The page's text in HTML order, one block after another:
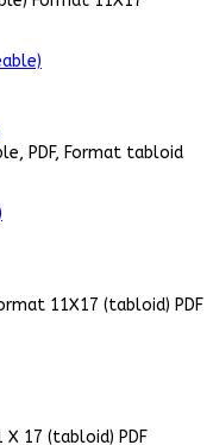
PDF, Format tabloid
11X17 (tabloid) PDF
17 (tabloid) PDF